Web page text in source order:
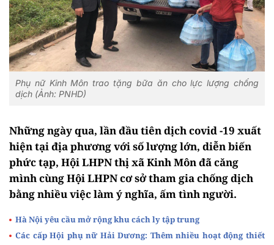
Phụ nữ Kinh Môn trao tặng bữa ăn cho lực lượng chống
dịch (Ảnh: PNHD)
Những ngày qua, lần đầu tiên dịch covid -19 xuất
hiện tại địa phương với số lượng lớn, diễn biến
phức tạp, Hội LHPN thị xã Kinh Môn đã căng
mình cùng Hội LHPN cơ sở tham gia chống dịch
bằng nhiều việc làm ý nghĩa, ấm tình người.
Hà Nội yêu cầu mở rộng khu cách ly tập trung
Các cấp Hội phụ nữ Hải Dương: Thêm nhiều hoạt động thiết